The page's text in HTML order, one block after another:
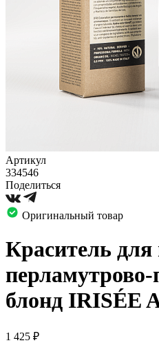
Артикул
334546
Поделиться
Оригинальный товар
Краситель для
блонд IRISÉE
1 425 ₽